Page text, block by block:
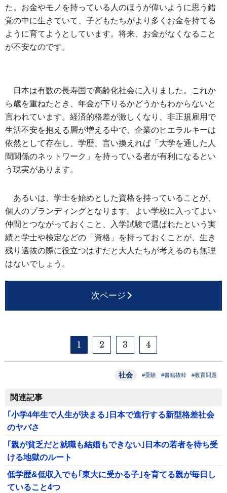
た。お金やモノを持っている人のほうが偉いように思う錯
覚の中に生きていて、子どもたちがより多くお金を持てる
ように育てようとしています。将来、お金がなくなること
が不安なのです。
日本は有数の長寿国で高齢化社会に入りました。これか
ら歳を重ねたとき、年金が下りるかどうかもわからないと
言われています。経済的格差が激しくなり、非正規雇用で
生活不安を抱える層が増える中で、企業のヒエラルキーは
依然として存在し、学歴、言い換えれば「大学を通した人
間関係のネットワーク」を持っている者が有利になるとい
う現実があります。
あるいは、学士を始めとした資格を持っていることが、
個人のブランディングとなります。よい学校に入ってよい
仲間とつながっておくこと、入学試験で選ばれたという実
績と学士や検定などの「資格」を持っておくことが、生き
残り選抜の際に役立つはすだと大人たちが考えるのも無理
はないでしょう。
次ページ
1 2 3 4
社会 #受験 #書籍抜粋 #教育問題
関連記事
｢小学4年生で人生が決まる｣日本で進行する新型格差社会
のヤバさ
｢親が貧乏だと就職も結婚もできない｣日本の若者を待ち受
ける地獄のルート
低学歴&低収入でも｢東大に受かる子｣を育てる親が毎日し
ていること4つ